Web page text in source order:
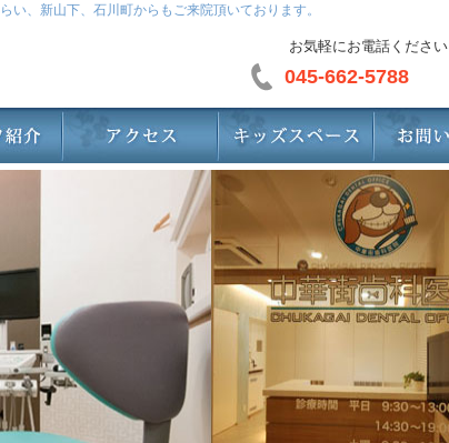
、新山下、石川町からもご来院頂いております。
お気軽にお電話ください
045-662-5788